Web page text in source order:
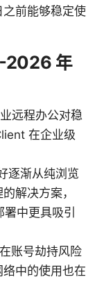
前能够稳定使
2026 年
远程办公对稳
在企业级
逐渐从纯浏览
解决方案，
中更具吸引
账号劫持风险
中的使用也在